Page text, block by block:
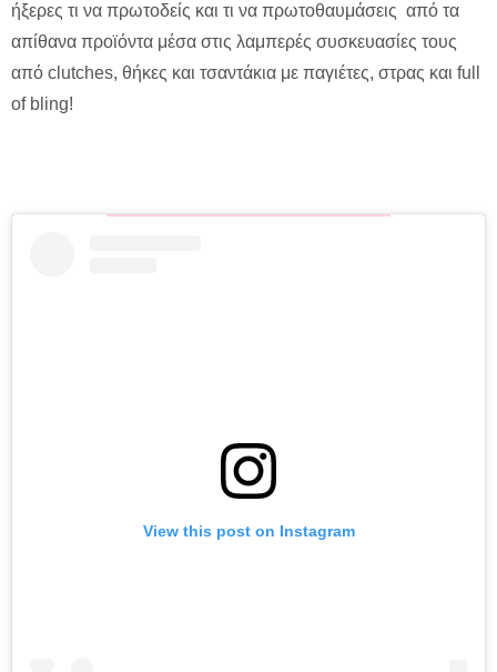
ήξερες τι να πρωτοδείς και τι να πρωτοθαυμάσεις από τα
απίθανα προϊόντα μέσα στις λαμπερές συσκευασίες τους
από clutches, θήκες και τσαντάκια με παγιέτες, στρας και full
of bling!
View this post on Instagram